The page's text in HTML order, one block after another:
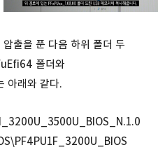
출을 푼 다음 하위 폴더 두
폴더와
아래와 같다.